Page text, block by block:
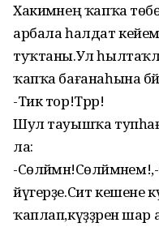
Хакимәнең ҡапҡа
арбала һалдат
туҡтаны.Ул
ҡапҡа бағанаһына
-Тик тор!Трр!
Шул тауышҡа
ла:
-
йүгерҙе.Сит кешене
ҡаплап,күҙҙәрен шар